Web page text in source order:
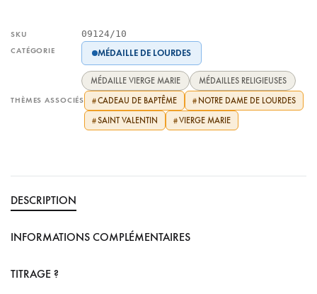
SKU 09124/10
CATÉGORIE MÉDAILLE DE LOURDES
MÉDAILLE VIERGE MARIE MÉDAILLES RELIGIEUSES
THÈMES ASSOCIÉS #CADEAU DE BAPTÊME # NOTRE DAME DE LOURDES
#SAINT VALENTIN #VIERGE MARIE
DESCRIPTION
INFORMATIONS COMPLÉMENTAIRES
TITRAGE ?